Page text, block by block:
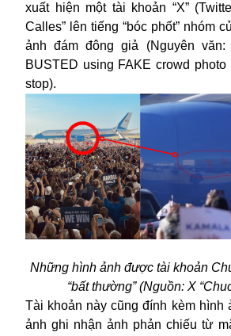
xuất hiện một tài khoản “X”
Calles” lên tiếng “bóc phốt” nhóm
ảnh đám đông giả (Nguyên văn:
BUSTED using FAKE crowd
stop).
Những hình ảnh được tài khoản
“bất thường” (Nguồn: X
Tài khoản này cũng đính kèm hình
ảnh ghi nhận ảnh phản chiếu từ